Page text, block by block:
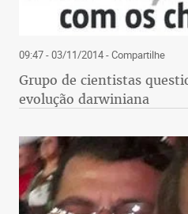
09:47 - 03/11/2014- Compartilhe
Grupo de cientistas
evolução darwiniana